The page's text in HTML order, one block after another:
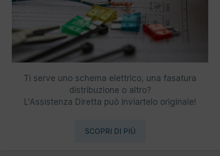
Ti serve uno schema elettrico, una fasatura
distribuzione o altro?
L'Assistenza Diretta può inviartelo originale!
SCOPRI DI PIÙ